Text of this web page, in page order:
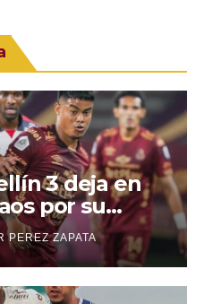
3 deja en
por su
PEREZ ZAPATA